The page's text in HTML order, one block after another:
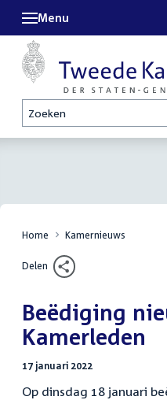
Zoeken
Menu
Home Kamernieuws
Delen
Beëdiging
Kamerleden
17 januari 2022
Op dinsdag 18 januari